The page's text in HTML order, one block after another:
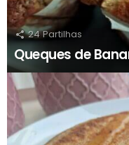
24 Partilhas
Queques de